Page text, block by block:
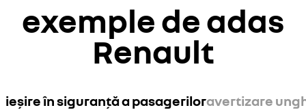
exemple de adas
Renault
ieșire în siguranță a pasageriloravertizare